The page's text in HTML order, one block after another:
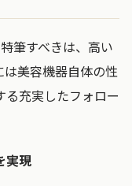
筆すべきは、高い
は美容機器自体の性
充実したフォロー
実現